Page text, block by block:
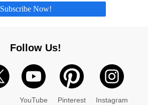
Subscribe Now!
Follow Us!
YouTube Pinterest Instagram